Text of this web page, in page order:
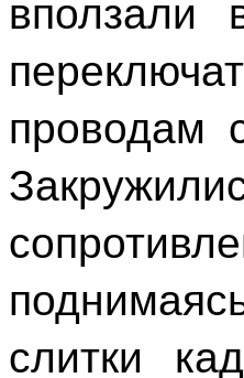
вползали
проводам
слитки